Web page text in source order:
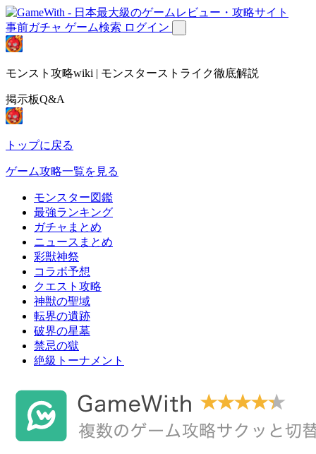
事前ガチャ ゲーム検索 ログイン
モンスト攻略wiki | モンスターストライク徹底解説
掲示板Q&A
トップに戻る
ゲーム攻略一覧を見る
モンスター図鑑
最強ランキング
ガチャまとめ
ニュースまとめ
彩獣神祭
コラボ予想
クエスト攻略
神獣の聖域
転界の遺跡
破界の星墓
禁忌の獄
絶級トーナメント